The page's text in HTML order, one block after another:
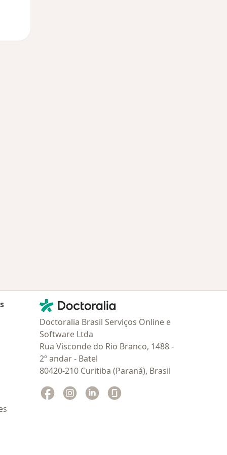
Contato
Doctoralia - Homepage
Doctoralia Brasil Serviços Online e
Software Ltda
Rua Visconde do Rio Branco, 1488 -
2º andar - Batel
80420-210 Curitiba (Paraná), Brasil
Facebook
abre num novo separador
Instagram
abre num novo separador
Linkedin
abre num novo separador